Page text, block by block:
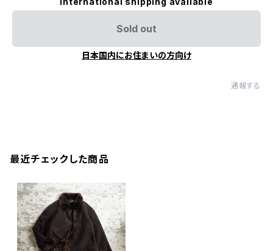
Sold out
日本国内にお住まいの方向け
通報する
最近チェックした商品